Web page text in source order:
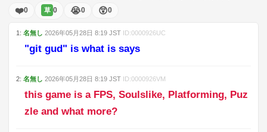
❤️0 草 0 😭0 😲0
1 : 名無し 2026年05月28日 8:19 JST ID:0000926UC
"git gud" is what is says
2: 名無し 2026年05月28日 8:19 JST ID:0000926VM
this game is a FPS, Soulslike, Platforming, Puz
zle and what more?